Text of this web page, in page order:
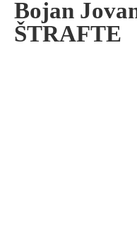
Bojan
ŠTRAFTE